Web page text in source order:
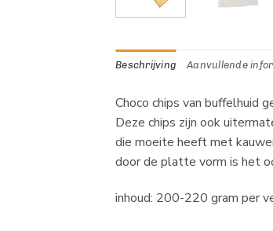
Beschrijving Aanvullende
Choco chips van buffelhuid
Deze chips zijn ook
die moeite heeft met
door de platte vorm is het
inhoud: 200-220 gram per